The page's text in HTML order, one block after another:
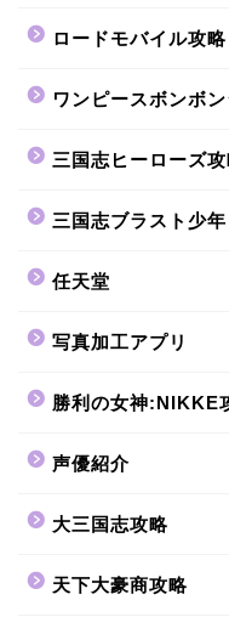
ロードモバイル攻略
ワンピースボンボ
三国志ヒーローズ攻
三国志ブラスト少
任天堂
写真加工アプリ
勝利の女神:NIKKE
声優紹介
大三国志攻略
天下大豪商攻略